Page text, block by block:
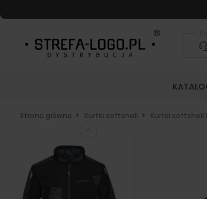
Strona główna Kurtki softshell Kurtki softshell